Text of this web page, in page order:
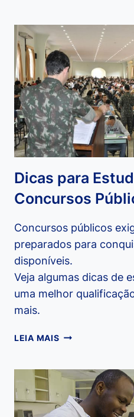
CERTIFICADOS
DE
FORMAÇÃO
PROFISSIONAL
Dicas para
Concursos
Concursos públicos
preparados para
disponíveis.
Veja algumas dicas de
uma melhor
mais.
LEIA MAISDICAS
PARA
CONCURSOS
PÚBLICOS